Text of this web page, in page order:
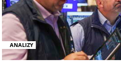
ANALIZY